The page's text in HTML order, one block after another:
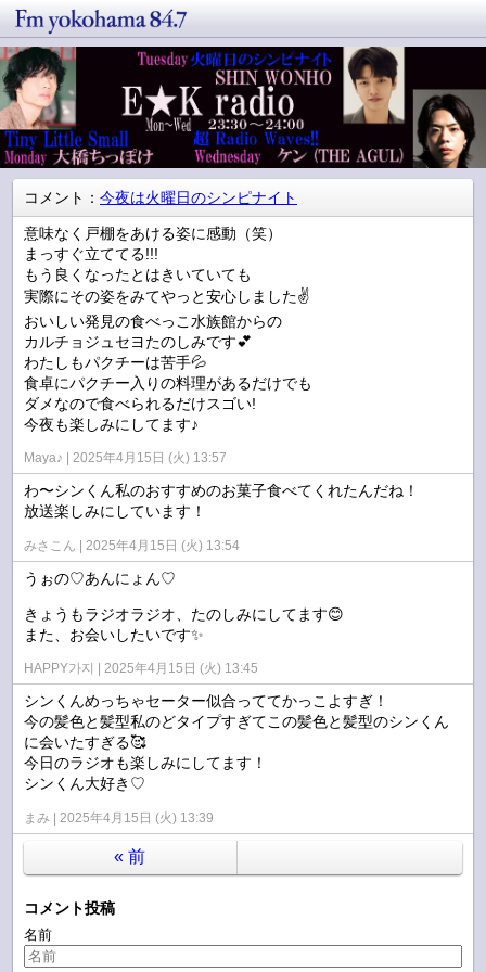
コメント： 今夜は火曜日のシンピナイト
意味なく戸棚をあける姿に感動（笑）
まっすぐ立ててる!!!
もう良くなったとはきいていても
実際にその姿をみてやっと安心しました✌️
おいしい発見の食べっこ水族館からの
カルチョジュセヨたのしみです💕
わたしもパクチーは苦手💦
食卓にパクチー入りの料理があるだけでも
ダメなので食べられるだけスゴい!
今夜も楽しみにしてます♪
Maya♪ 2025年4月15日 (火) 13:57
わ〜シンくん私のおすすめのお菓子食べてくれたんだね！
放送楽しみにしています！
みさこん 2025年4月15日 (火) 13:54
うぉの♡あんにょん♡
きょうもラジオラジオ、たのしみにしてます😊
また、お会いしたいです✨
HAPPY가지 2025年4月15日 (火) 13:45
シンくんめっちゃセーター似合っててかっこよすぎ！
今の髪色と髪型私のどタイプすぎてこの髪色と髪型のシンくん
に会いたすぎる🥰
今日のラジオも楽しみにしてます！
シンくん大好き♡
まみ 2025年4月15日 (火) 13:39
« 前
コメント投稿
名前